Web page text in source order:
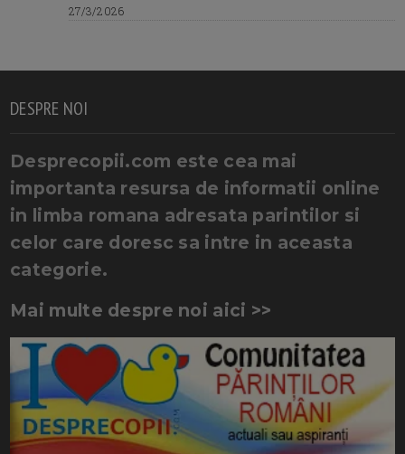
27/3/2026
DESPRE NOI
Desprecopii.com este cea mai
importanta resursa de informatii online
in limba romana adresata parintilor si
celor care doresc sa intre in aceasta
categorie.
Mai multe despre noi aici >>